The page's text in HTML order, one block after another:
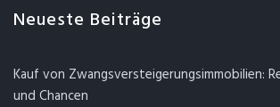
Neueste Beiträge
Kauf von Zwangsversteigerungsimmobilien:
und Chancen